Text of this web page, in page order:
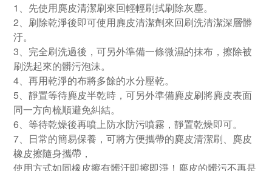
1、先使用麂皮清潔刷來回輕輕刷拭刷除灰塵。
2、刷除乾淨後即可使用麂皮清潔劑來回刷洗清潔深層髒
汙。
3、完全刷洗過後，可另外準備一條微濕的抹布，擦除被
刷洗起來的髒污泡沫。
4、再用乾淨的布將多餘的水分壓乾。
5、靜置等待麂皮半乾時，可另外準備麂皮刷將麂皮表面
同一方向梳順避免糾結。
6、等待乾燥後再噴上防水防污噴霧，靜置乾燥即可。
7、日常的簡易保養，可將方便攜帶的麂皮清潔刷、麂皮
橡皮擦隨身攜帶，
使用方式如同橡皮擦有髒汙即擦即淨！麂皮的髒污不再是